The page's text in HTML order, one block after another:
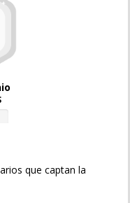
que captan la